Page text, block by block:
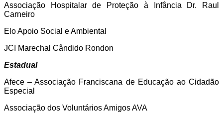
Associação Hospitalar de Proteção à Infância Dr. Raul
Carneiro
Elo Apoio Social e Ambiental
JCI Marechal Cândido Rondon
Estadual
Afece – Associação Franciscana de Educação ao Cidadão
Especial
Associação dos Voluntários Amigos AVA